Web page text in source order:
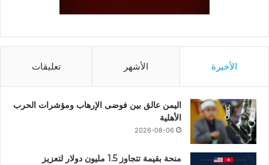
الأخيرة الأشهر تعليقات
اليمن عالق بين فوضى الإرهاب ومؤشرات الحرب
الأهلية
2026-08-06
منحة بقيمة تتجاوز 1.5 مليون دولار لتعزيز